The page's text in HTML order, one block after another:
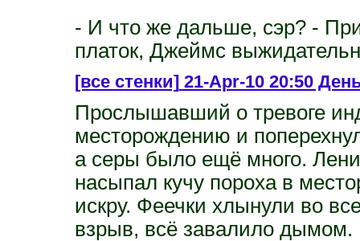
- И что же дальше, сэр? -
платок, Джеймс
[все стенки]21-Apr-10 20:50
Прослышавший о тревоге
месторождению и
а серы было ещё много.
насыпал кучу пороха в
искру. Феечки хлынули во
взрыв, всё завалило дымом.